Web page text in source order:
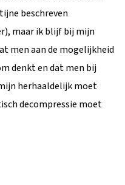
beschreven
maar ik blijf bij mijn
men aan de mogelijkheid
denkt en dat men bij
herhaaldelijk moet
decompressie moet